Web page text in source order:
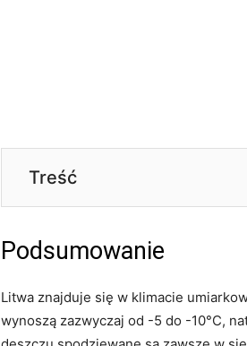
Treść
Podsumowanie
Litwa znajduje się w klimacie
wynoszą zazwyczaj od -5 do -10°C,